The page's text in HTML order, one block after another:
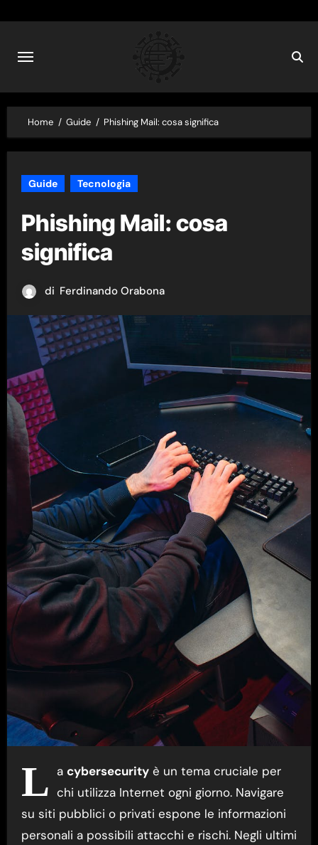
content
Home Guide Phishing Mail: cosa significa
Guide Tecnologia
Phishing Mail: cosa
significa
di Ferdinando Orabona
L a cybersecurityè un tema cruciale per
chi utilizza Internet ogni giorno. Navigare
su siti pubblici o privati espone le informazioni
personali a possibili attacchi e rischi. Negli ultimi